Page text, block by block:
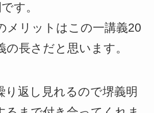
す。
メリットはこの一講義20
の長さだと思います。
り返し見れるので堺義明